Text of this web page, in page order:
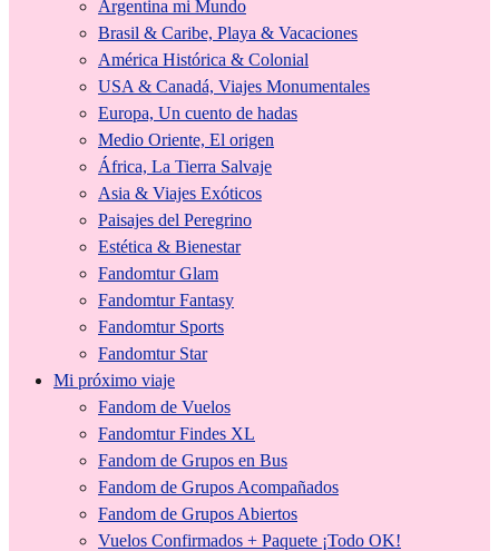
Argentina mi Mundo
Brasil & Caribe, Playa & Vacaciones
América Histórica & Colonial
USA & Canadá, Viajes Monumentales
Europa, Un cuento de hadas
Medio Oriente, El origen
África, La Tierra Salvaje
Asia & Viajes Exóticos
Paisajes del Peregrino
Estética & Bienestar
Fandomtur Glam
Fandomtur Fantasy
Fandomtur Sports
Fandomtur Star
Mi próximo viaje
Fandom de Vuelos
Fandomtur Findes XL
Fandom de Grupos en Bus
Fandom de Grupos Acompañados
Fandom de Grupos Abiertos
Vuelos Confirmados + Paquete ¡Todo OK!